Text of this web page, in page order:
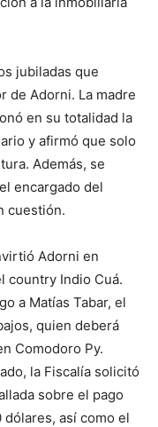
jubiladas que
de Adorni. La madre
en su totalidad la
y afirmó que solo
Además, se
encargado del
cuestión.
Adorni en
country Indio Cuá.
a Matías Tabar, el
quien deberá
Comodoro Py.
la Fiscalía solicitó
sobre el pago
así como el